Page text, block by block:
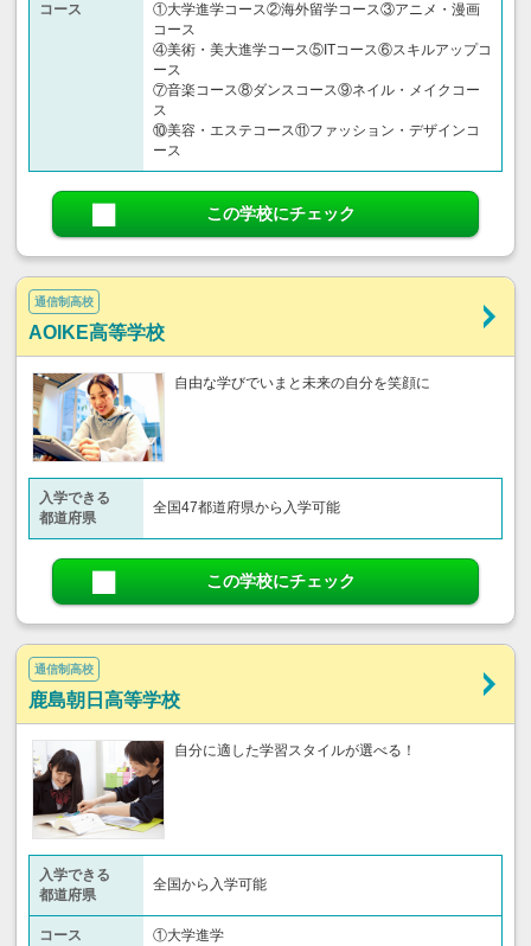
コース
①大学進学コース②海外留学コース③アニメ・漫画
コース
④美術・美大進学コース⑤ITコース⑥スキルアップコ
ース
⑦音楽コース⑧ダンスコース⑨ネイル・メイクコー
ス
⑩美容・エステコース⑪ファッション・デザインコ
ース
この学校にチェック
通信制高校
AOIKE高等学校
自由な学びでいまと未来の自分を笑顔に
入学できる
都道府県
全国47都道府県から入学可能
この学校にチェック
通信制高校
鹿島朝日高等学校
自分に適した学習スタイルが選べる！
入学できる
都道府県
全国から入学可能
コース
①大学進学